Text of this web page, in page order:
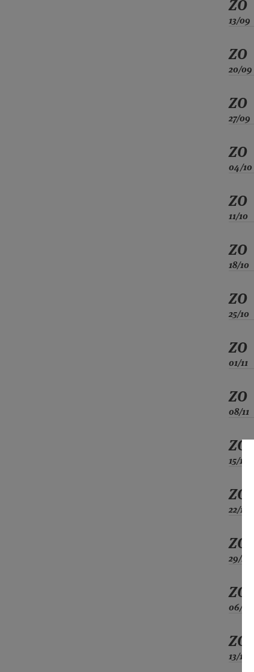
ZO
13/09
ZO
20/09
ZO
27/09
ZO
04/10
ZO
11/10
ZO
18/10
ZO
25/10
ZO
01/11
ZO
08/11
ZO
15/11
ZO
22/11
ZO
29/11
ZO
06/12
ZO
13/12